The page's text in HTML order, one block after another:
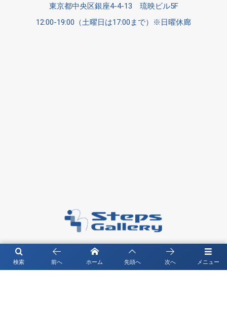
メニュー
検索 前へ ホーム 先頭へ 次へ
東京都中央区銀座4-4-13 琉映ビル5F
12:00-19:00（土曜日は17:00まで）※日曜休廊
〒104－0061 東京都中央区銀座4-4-13 琉映ビル5F